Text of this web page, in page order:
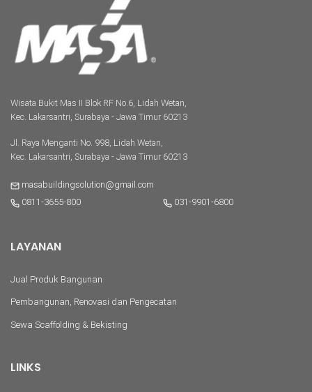
Wisata Bukit Mas II Blok RF No.6, Lidah Wetan,
Kec. Lakarsantri, Surabaya - Jawa Timur 60213
Jl. Raya Menganti No. 998, Lidah Wetan,
Kec. Lakarsantri, Surabaya - Jawa Timur 60213
masabuildingsolution@gmail.com
0811-3655-800
031-9901-6800
LAYANAN
Jual Produk Bangunan
Pembangunan, Renovasi dan Pengecatan
Sewa Scaffolding & Bekisting
LINKS